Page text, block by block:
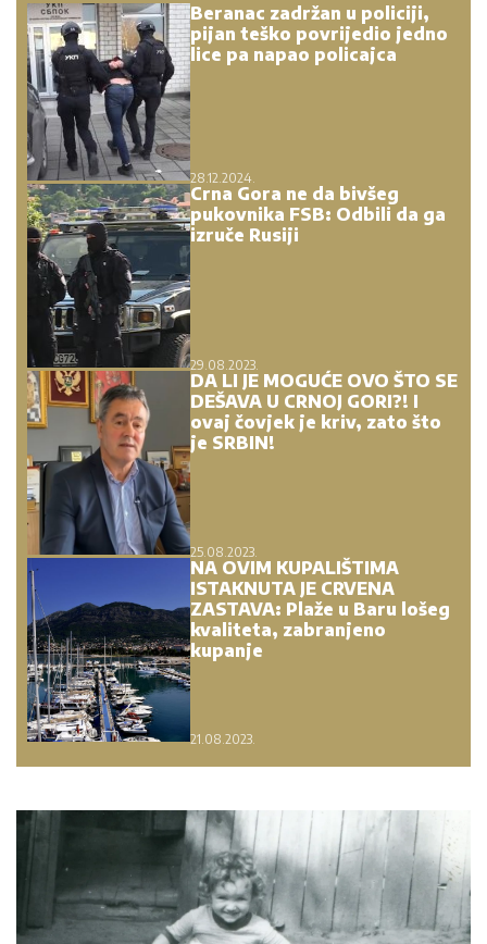
Beranac zadržan u policiji,
pijan teško povrijedio jedno
lice pa napao policajca
28.12.2024.
Crna Gora ne da bivšeg
pukovnika FSB: Odbili da ga
izruče Rusiji
29.08.2023.
DA LI JE MOGUĆE OVO ŠTO SE
DEŠAVA U CRNOJ GORI?! I
ovaj čovjek je kriv, zato što
je SRBIN!
25.08.2023.
NA OVIM KUPALIŠTIMA
ISTAKNUTA JE CRVENA
ZASTAVA: Plaže u Baru lošeg
kvaliteta, zabranjeno
kupanje
21.08.2023.